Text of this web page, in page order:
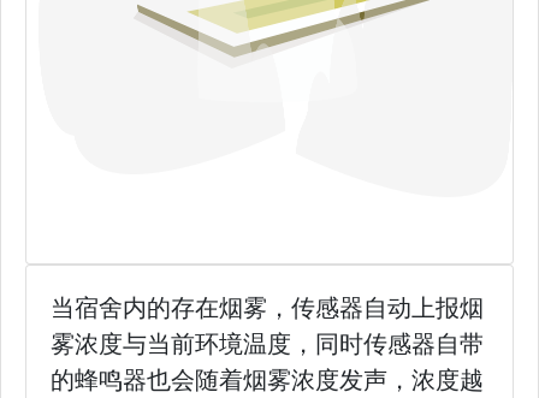
当宿舍内的存在烟雾，传感器自动上报烟
雾浓度与当前环境温度，同时传感器自带
的蜂鸣器也会随着烟雾浓度发声，浓度越